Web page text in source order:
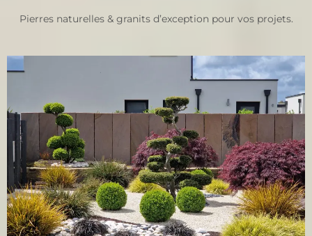
Pierres naturelles & granits d’exception pour vos projets.